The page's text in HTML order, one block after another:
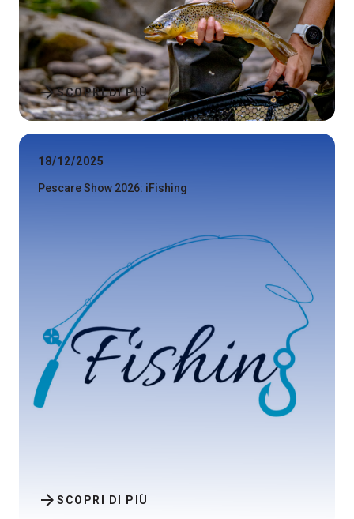
SCOPRI DI PIÙ
arrow_forward
18/12/2025
Pescare Show 2026: iFishing
SCOPRI DI PIÙ
arrow_forward